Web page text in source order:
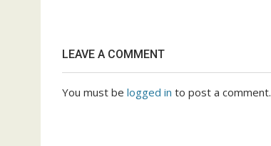
LEAVE A COMMENT
You must be logged in to post a comment.